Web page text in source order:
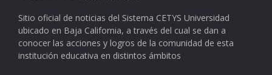
Sitio oficial de noticias del Sistema CETYS Universidad
ubicado en Baja California, a través del cual se dan a
conocer las acciones y logros de la comunidad de esta
institución educativa en distintos ámbitos